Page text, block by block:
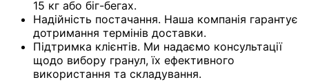
15 кг або біг-бегах.
Надійність постачання. Наша компанія гарантує
дотримання термінів доставки.
Підтримка клієнтів. Ми надаємо консультації
щодо вибору гранул, їх ефективного
використання та складування.